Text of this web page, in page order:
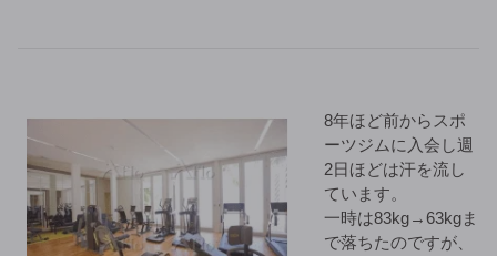
8年ほど前からスポ
ーツジムに入会し週
2日ほどは汗を流し
ています。
一時は83kg→63kgま
で落ちたのですが、